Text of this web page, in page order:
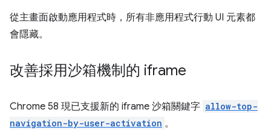
從主畫面啟動應用程式時，所有非應用程式行動 UI 元素都
會隱藏。
改善採用沙箱機制的 iframe
Chrome 58 現已支援新的 iframe 沙箱關鍵字 allow-top-
navigation-by-user-activation 。